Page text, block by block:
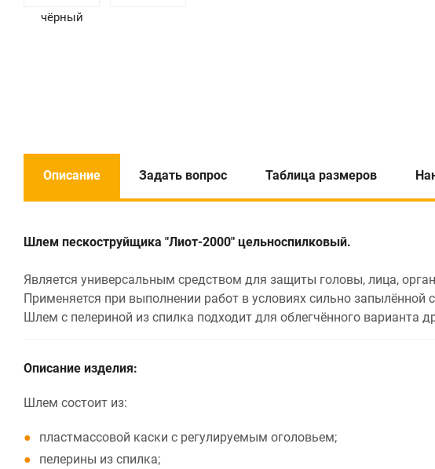
чёрный
Описание Задать вопрос Таблица размеров
Шлем пескоструйщика "Лиот-2000" цельноспилковый.
Является универсальным средством для защиты головы, лица,
Применяется при выполнении работ в условиях сильно запылённой
Шлем с пелериной из спилка подходит для облегчённого варианта
Описание изделия:
Шлем состоит из:
пластмассовой каски с регулируемым оголовьем;
пелерины из спилка;